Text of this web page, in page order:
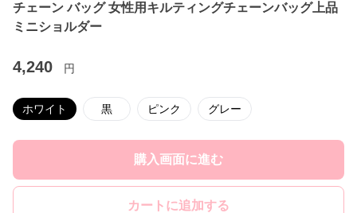
チェーン バッグ 女性用キルティングチェーンバッグ上品
ミニショルダー
4,240 円
ホワイト 黒 ピンク グレー
購入画面に進む
カートに追加する